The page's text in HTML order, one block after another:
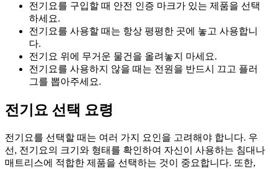
전기요를 구입할 때 안전 인증 마크가 있는 제품을 선택
하세요.
전기요를 사용할 때는 항상 평평한 곳에 놓고 사용합니
다.
전기요 위에 무거운 물건을 올려놓지 마세요.
전기요를 사용하지 않을 때는 전원을 반드시 끄고 플러
그를 뽑아주세요.
전기요 선택 요령
전기요를 선택할 때는 여러 가지 요인을 고려해야 합니다. 우
선, 전기요의 크기와 형태를 확인하여 자신이 사용하는 침대나
매트리스에 적합한 제품을 선택하는 것이 중요합니다. 또한,